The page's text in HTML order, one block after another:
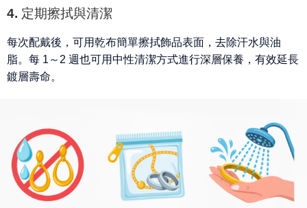
4. 定期擦拭與清潔
每次配戴後，可用乾布簡單擦拭飾品表面，去除汗水與油
脂。每 1～2 週也可用中性清潔方式進行深層保養，有效延長
鍍層壽命。